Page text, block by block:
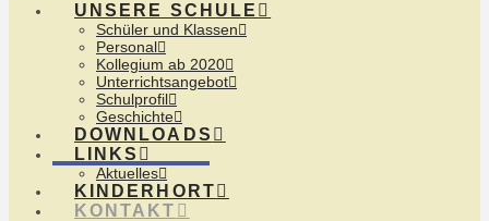
UNSERE SCHULE
Schüler und Klassen
Personal
Kollegium ab 2020
Unterrichtsangebot
Schulprofil
Geschichte
DOWNLOADS
LINKS
Aktuelles
KINDERHORT
KONTAKT